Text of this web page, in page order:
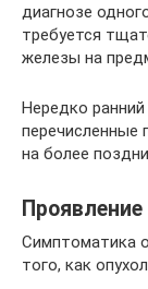
диагнозе
требуется
железы на
Нередко
перечисленные
на более
Симптоматика
того, как